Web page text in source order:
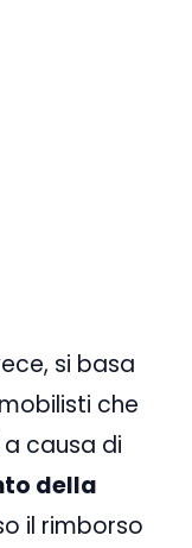
si basa
che
causa di
della
il rimborso